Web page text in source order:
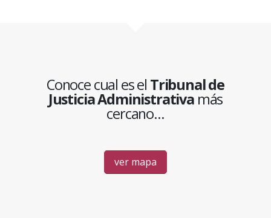
Conoce cual es el Tribunal de
Justicia Administrativamás
cercano...
ver mapa